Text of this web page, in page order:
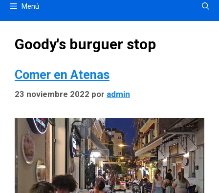
Menú
Goody's burguer stop
Comer en Atenas
23 noviembre 2022 por admin